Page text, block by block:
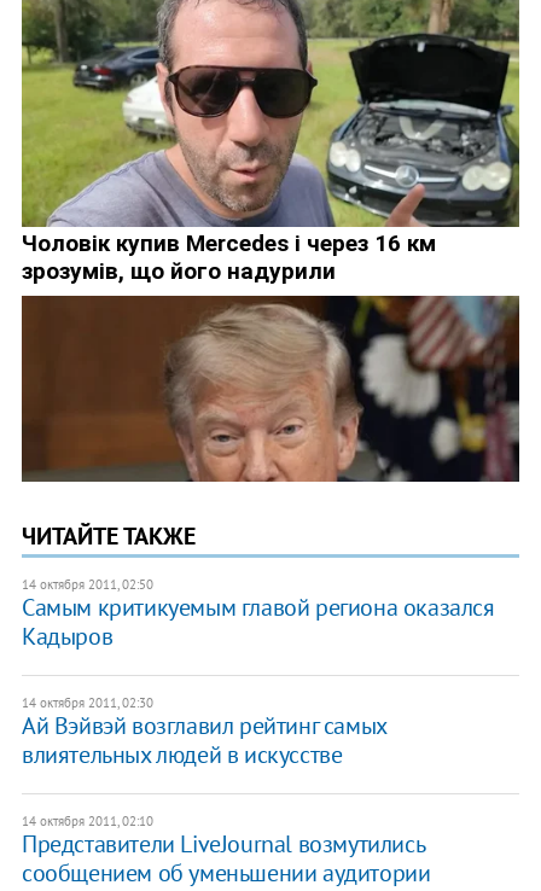
ЧИТАЙТЕ ТАКЖЕ
14 октября 2011, 02:50
Самым критикуемым главой региона оказался
Кадыров
14 октября 2011, 02:30
Ай Вэйвэй возглавил рейтинг самых
влиятельных людей в искусстве
14 октября 2011, 02:10
Представители LiveJournal возмутились
сообщением об уменьшении аудитории